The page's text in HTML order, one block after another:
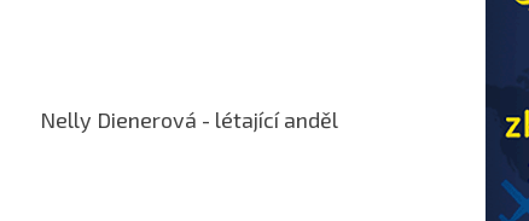
Nelly Dienerová - létající anděl